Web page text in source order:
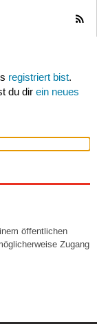
registriert bist.
du dir ein neues
öffentlichen
Zugang